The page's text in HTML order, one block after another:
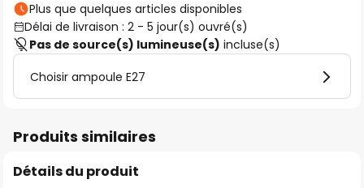
Plus que quelques articles disponibles
Délai de livraison : 2 - 5 jour(s) ouvré(s)
Pas de source(s) lumineuse(s) incluse(s)
Choisir ampoule E27
Produits similaires
Détails du produit